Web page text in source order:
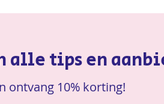
alle tips en
ontvang 10% korting!
EN KRIJG10%
VERSTUUR